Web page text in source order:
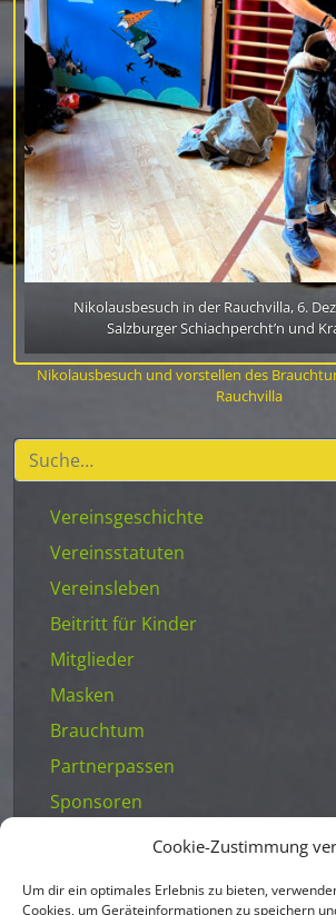
Cookie-Zustimmung
Um dir ein optimales Erlebnis zu bieten,
Cookies, um Geräteinformationen zu speichern
Nikolausbesuch in der Rauchvilla, 6.
Salzburger Schiachpercht’n und
Nikolausbesuch und vorstellen des
Rauchvilla
Vereinsgeschichte
Vereinsstatuten
Vereinsleben
Beitritt für Kinder
Mitglieder
Masken
Brauchtum
Partnerpassen
Sponsoren